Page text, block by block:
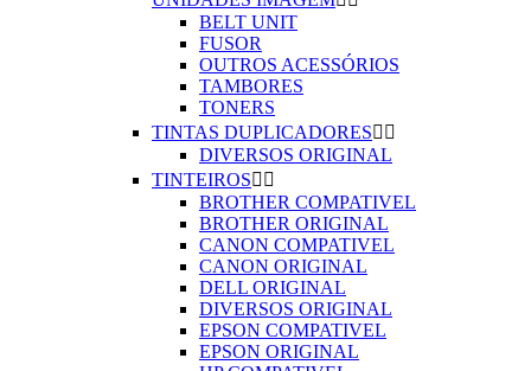
BELT UNIT
FUSOR
OUTROS ACESSÓRIOS
TAMBORES
TONERS
TINTAS DUPLICADORES 
DIVERSOS ORIGINAL
TINTEIROS 
BROTHER COMPATIVEL
BROTHER ORIGINAL
CANON COMPATIVEL
CANON ORIGINAL
DELL ORIGINAL
DIVERSOS ORIGINAL
EPSON COMPATIVEL
EPSON ORIGINAL